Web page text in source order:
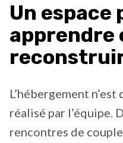
Un espace
apprendre
L’hébergement
réalisé par l’équipe.
rencontres de